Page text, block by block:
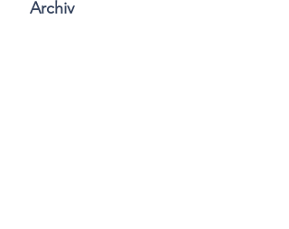
Archiv